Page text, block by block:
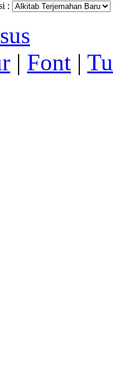
:
| Font |